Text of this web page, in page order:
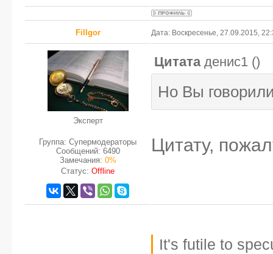
FilIgor Дата: Воскресенье, 27.09.2015,
Эксперт
Группа: Супермодераторы
Сообщений: 6490
Замечания: 0%
Статус: Offline
Цитата денис1 ()
Но Вы
Цитату,
It's futile to